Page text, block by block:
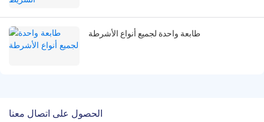
طابعة واحدة لجميع أنواع الأشرطة
الحصول على اتصال معنا